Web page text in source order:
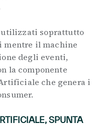
utilizzati soprattutto
mentre il machine
degli eventi,
la componente
che genera i
SPUNTA